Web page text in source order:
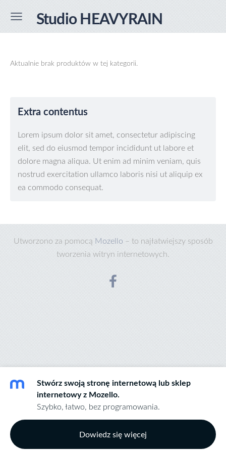
Studio HEAVYRAIN
Extra contentus
Lorem ipsum dolor sit amet, consectetur adipiscing
elit, sed do eiusmod tempor incididunt ut labore et
dolore magna aliqua. Ut enim ad minim veniam, quis
nostrud exercitation ullamco laboris nisi ut aliquip ex
ea commodo consequat.
Aktualnie brak produktów w tej kategorii.
Utworzono za pomocą Mozello – to najłatwiejszy sposób
tworzenia witryn internetowych.
Stwórz swoją stronę internetową lub sklep
internetowy z Mozello.
Szybko, łatwo, bez programowania.
Dowiedz się więcej